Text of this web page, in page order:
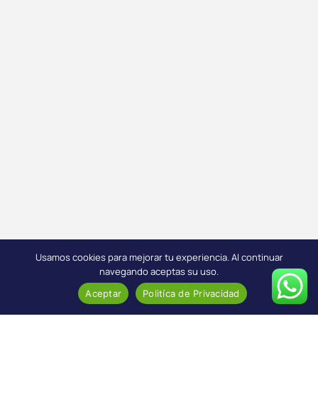
Usamos cookies para mejorar tu experiencia. Al continuar
navegando aceptas su uso.
Aceptar Politíca de Privacidad